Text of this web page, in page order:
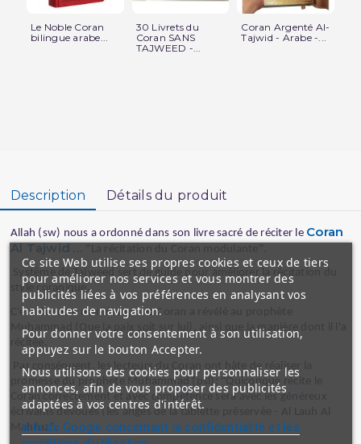
Le Noble Coran
bilingue arabe...
30 Livrets du
Coran SANS
TAJWEED -...
Coran Argenté Al-
Tajwid - Arabe -...
Description Détails du produit
Allah (sw) nous a ordonné dans son livre sacré de réciter le Coran
Al Tajwid
Système de Tajweed sert de guide pour améliorer la récitation du
style coranique.
C'est de cette manière que le Coran a révélé au prophète
Muhammad (Que la paix soit sur lui), ainsi que la manière dont il l'a
Par conséquent, les lecteurs du Coran ont hâte de réaliser la
promesse du prophète Muhammad (psl): "Quiconque récite le
Coran correctement et avec compétence sera avec les généreux
écrivains dévoués (les anges de la tablette préservée - Al Lauh Al
Mahfuz".
Ce site Web utilise ses propres cookies et ceux de tiers
pour améliorer nos services et vous montrer des
publicités liées à vos préférences en analysant vos
habitudes de navigation.
Pour donner votre consentement à son utilisation,
appuyez sur le bouton Accepter.
Nous utilisons des cookies pour personnaliser les
annonces, afin de vous proposer des publicités
adaptées à vos centres d'intérêt.
site de Google concernant la confidentialité et les